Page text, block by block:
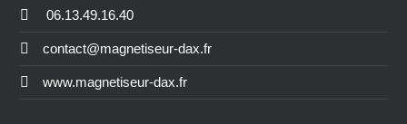
06.13.49.16.40
contact@magnetiseur-dax.fr
www.magnetiseur-dax.fr